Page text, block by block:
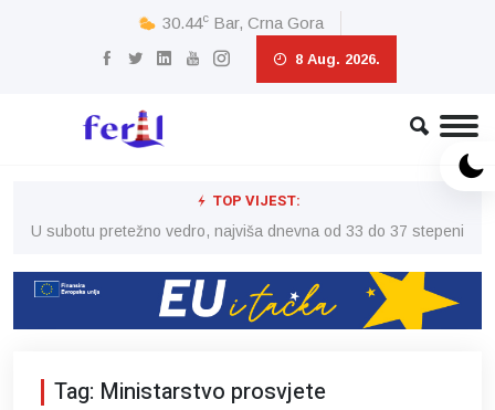
30.44c Bar, Crna Gora
8 Aug. 2026.
TOP VIJEST:
U subotu pretežno vedro, najviša dnevna od 33 do 37 stepeni
Tag: Ministarstvo prosvjete